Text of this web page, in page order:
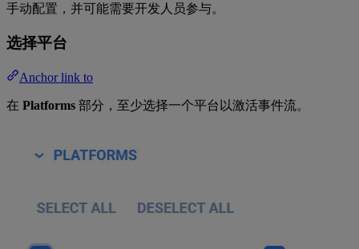
手动配置，并可能需要开发人员参与。
选择平台
Anchor link to
在 Platforms 部分，至少选择一个平台以激活事件流。